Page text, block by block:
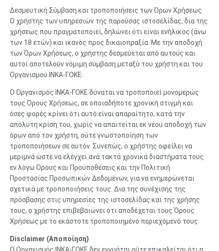
Δεσμευτική Σύμβαση και τροποποιήσεις των Όρων Χρήσεως.
Ο χρήστης των υπηρεσιών της παρούσας ιστοσελίδας, δια της
χρήσεως που πραγματοποιεί, δηλώνει ότι είναι ενήλικος (άνω
των 18 ετών) και ικανός προς δικαιοπραξία. Με την αποδοχή
των Όρων Χρήσεως, ο χρήστης δεσμεύεται από αυτούς και
αυτοί αποτελούν νόμιμη σύμβαση μεταξύ του χρήστη και του
Οργανισμού ΙΝΚΑ-ΓΟΚΕ.
Ο Οργανισμός ΙΝΚΑ-ΓΟΚΕ δύναται να τροποποιεί μονομερώς
τους Όρους Χρήσεως, σε οποιαδήποτε χρονική στιγμή και
όσες φορές κρίνει ότι αυτό είναι απαραίτητο, κατά την
απόλυτη κρίση του, χωρίς να απαιτείται εκ νέου αποδοχή των
όρων από τον χρήστη, ούτε γνωστοποίηση των
τροποποιήσεων σε αυτόν. Συνεπώς, ο χρήστης οφείλει να
μεριμνά ώστε να ελέγχει ανά τακτά χρονικά διαστήματα τους
εν λόγω Όρους και Προϋποθέσεις και την Πολιτική
Προστασίας Προσωπικών Δεδομένων, για να ενημερώνεται
σχετικά με τροποποιήσεις τους. Δια της συνέχισης της
πρόσβασης στις υπηρεσίες της ιστοσελίδας και της χρήσης
τους, ο χρήστης επιβεβαιώνει ότι αποδέχεται τους Όρους
Χρήσεως με το εκάστοτε τροποποιημένο περιεχόμενό τους.
Disclaimer (Αποποίηση)